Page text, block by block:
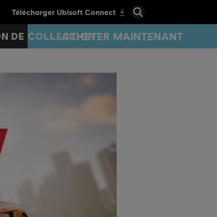
DE COLLECTIONACHETER MAINTENANT